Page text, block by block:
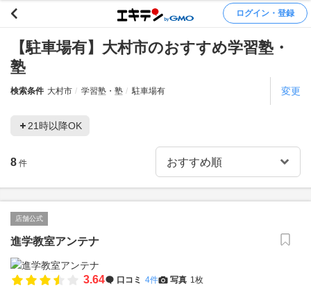
ログイン・登録
【駐車場有】大村市のおすすめ学習塾・
塾
検索条件 大村市 学習塾・塾 駐車場有 変更
21時以降OK
8 件
店舗公式
進学教室アンテナ
3.64 口コミ 4件 写真 1枚